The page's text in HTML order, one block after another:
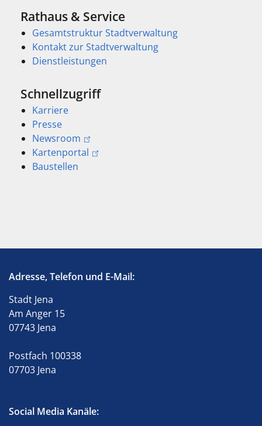
Rathaus & Service
Gesamtstruktur Stadtverwaltung
Kontakt zur Stadtverwaltung
Dienstleistungen
Schnellzugriff
Karriere
Presse
Newsroom
Kartenportal
Baustellen
Adresse, Telefon und E-Mail:
Stadt Jena
Am Anger 15
07743 Jena
Postfach 100338
07703 Jena
Social Media Kanäle: